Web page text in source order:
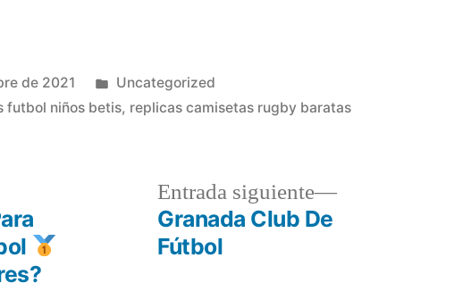
de 2021
Publicado
en
Uncategorized
futbol niños betis, replicas camisetas rugby baratas
Entrada siguiente
Entrada
Granada Club De
Fútbol